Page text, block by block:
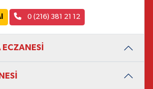
0 (216) 381 21 12